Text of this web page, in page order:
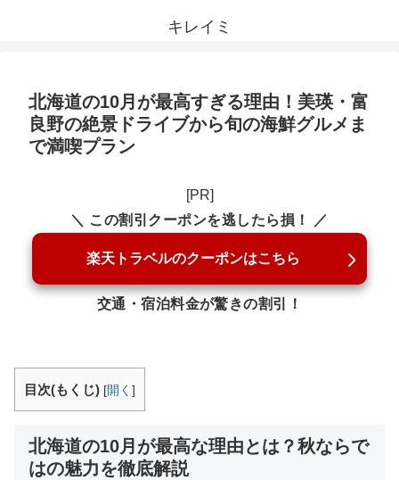
キレイミ
北海道の10月が最高すぎる理由！美瑛・富
良野の絶景ドライブから旬の海鮮グルメま
で満喫プラン
[PR]
＼ この割引クーポンを逃したら損！ ／
楽天トラベルのクーポンはこちら
交通・宿泊料金が驚きの割引！
目次(もくじ) [開く ]
北海道の10月が最高な理由とは？秋ならで
はの魅力を徹底解説